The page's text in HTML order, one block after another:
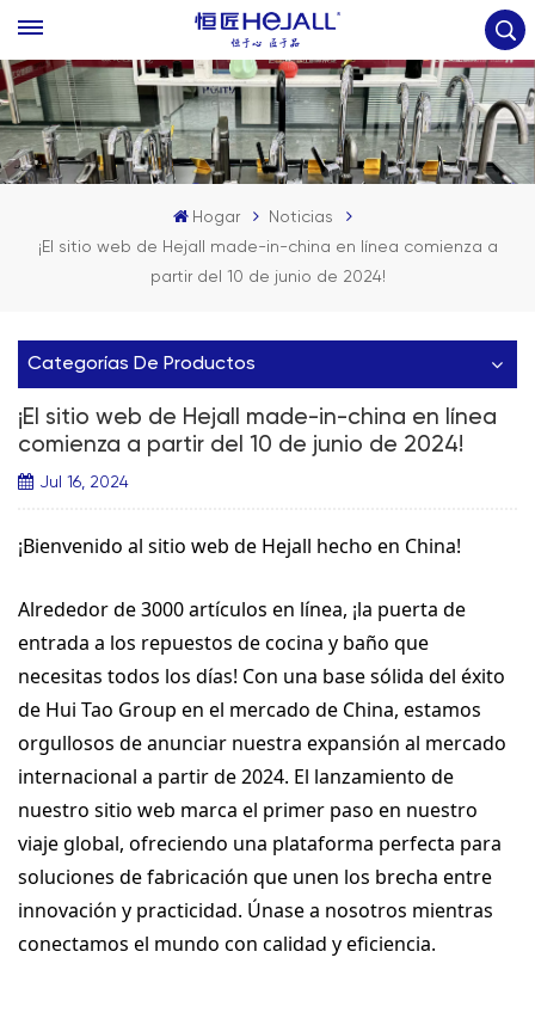
Hogar
Noticias
¡El sitio web de Hejall made-in-china en línea comienza a
partir del 10 de junio de 2024!
Categorías De Productos
¡El sitio web de Hejall made-in-china en línea
comienza a partir del 10 de junio de 2024!
Jul 16, 2024
¡Bienvenido al sitio web de Hejall hecho en China!
Alrededor de 3000 artículos en línea, ¡la puerta de
entrada a los repuestos de cocina y baño que
necesitas todos los días! Con una base sólida del éxito
de Hui Tao Group en el mercado de China, estamos
orgullosos de anunciar nuestra expansión al mercado
internacional a partir de 2024. El lanzamiento de
nuestro sitio web marca el primer paso en nuestro
viaje global, ofreciendo una plataforma perfecta para
soluciones de fabricación que unen los brecha entre
innovación y practicidad. Únase a nosotros mientras
conectamos el mundo con calidad y eficiencia.